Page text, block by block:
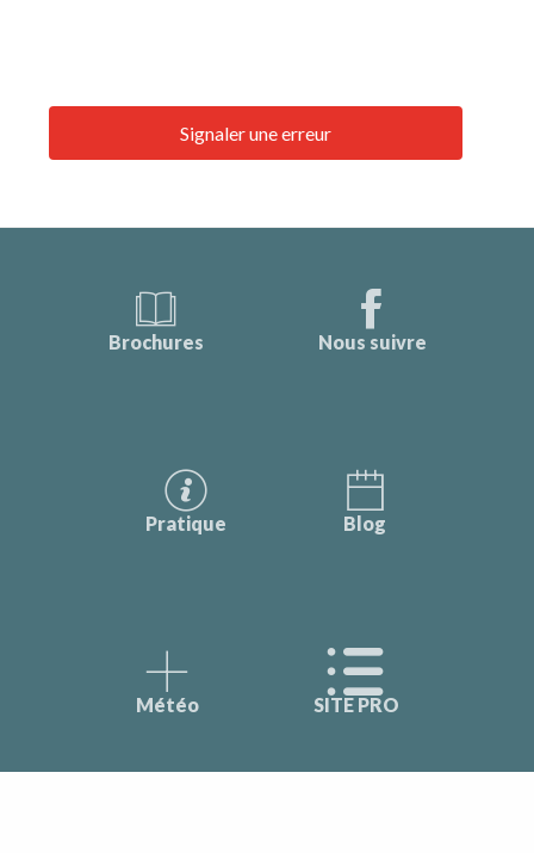
Signaler une erreur
Brochures Nous suivre
Pratique Blog
Météo SITE PRO